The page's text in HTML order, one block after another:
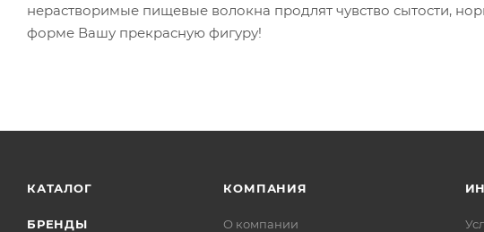
нерастворимые пищевые волокна продлят чувство сытости,
форме Вашу прекрасную фигуру!
КАТАЛОГ
БРЕНДЫ
КОМПАНИЯ
О компании